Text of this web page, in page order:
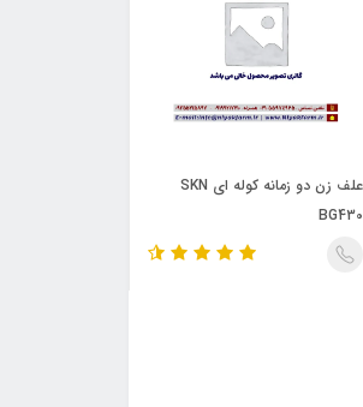
علف زن دو زمانه کوله ای SKN
BG430